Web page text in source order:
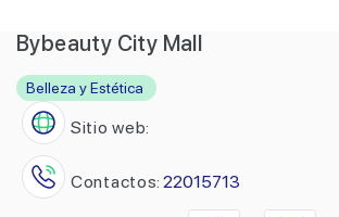
Bybeauty City Mall
Belleza y Estética
Sitio web:
Contactos: 22015713